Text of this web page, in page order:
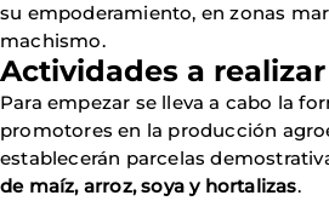
su empoderamiento, en zonas
machismo.
Actividades a realizar
Para empezar se lleva a cabo la
promotores en la producción
establecerán parcelas
de maíz, arroz, soya y hortalizas.